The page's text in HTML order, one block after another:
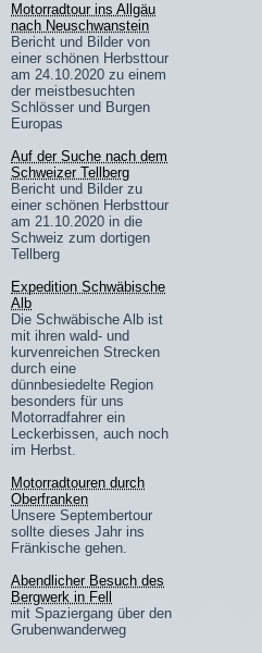
Motorradtour ins Allgäu
nach Neuschwanstein
Bericht und Bilder von
einer schönen Herbsttour
am 24.10.2020 zu einem
der meistbesuchten
Schlösser und Burgen
Europas
Auf der Suche nach dem
Schweizer Tellberg
Bericht und Bilder zu
einer schönen Herbsttour
am 21.10.2020 in die
Schweiz zum dortigen
Tellberg
Expedition Schwäbische
Alb
Die Schwäbische Alb ist
mit ihren wald- und
kurvenreichen Strecken
durch eine
dünnbesiedelte Region
besonders für uns
Motorradfahrer ein
Leckerbissen, auch noch
im Herbst.
Motorradtouren durch
Oberfranken
Unsere Septembertour
sollte dieses Jahr ins
Fränkische gehen.
Abendlicher Besuch des
Bergwerk in Fell
mit Spaziergang über den
Grubenwanderweg